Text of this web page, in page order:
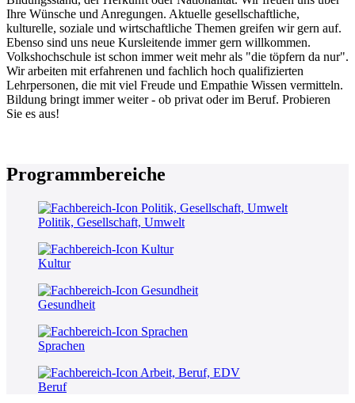
Ihre Wünsche und Anregungen. Aktuelle gesellschaftliche,
kulturelle, soziale und wirtschaftliche Themen greifen wir gern auf.
Ebenso sind uns neue Kursleitende immer gern willkommen.
Volkshochschule ist schon immer weit mehr als "die töpfern da nur".
Wir arbeiten mit erfahrenen und fachlich hoch qualifizierten
Lehrpersonen, die mit viel Freude und Empathie Wissen vermitteln.
Bildung bringt immer weiter - ob privat oder im Beruf. Probieren
Sie es aus!
Programmbereiche
Politik, Gesellschaft, Umwelt
Kultur
Gesundheit
Sprachen
Beruf